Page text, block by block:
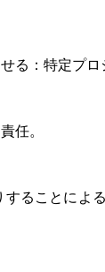
る：特定プ
任。
ることによ